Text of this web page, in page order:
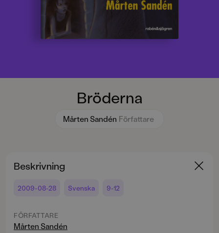
Bröderna
Mårten Sandén Författare
Beskrivning
2009-08-28 Svenska 9-12
FÖRFATTARE
Mårten Sandén